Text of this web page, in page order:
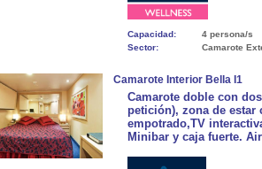
Capacidad:
4 persona/s
Sector:
Camarote
Camarote Interior Bella I1
Camarote doble con
petición), zona de estar
empotrado,TV
Minibar y caja fuerte.